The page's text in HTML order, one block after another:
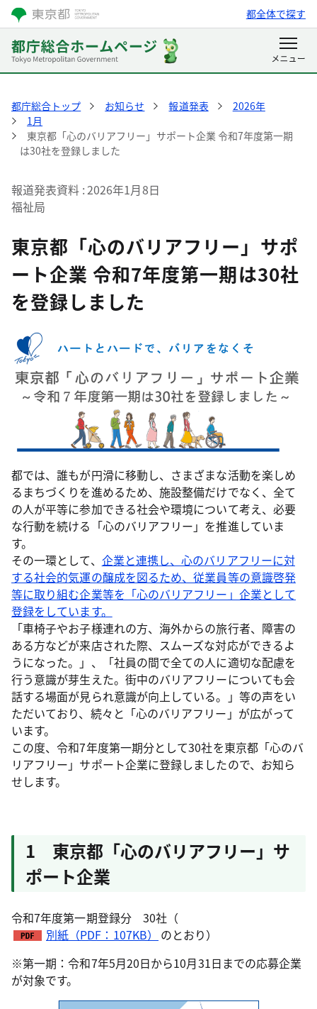
都全体で探す
都庁総合トップ お知らせ 報道発表
2026年
1月
東京都「心のバリアフリー」サポート企業 令和7年度第一期
は30社を登録しました
報道発表資料 2026年1月8日
福祉局
東京都「心のバリアフリー」サポ
ート企業 令和7年度第一期は30社
を登録しました
都では、誰もが円滑に移動し、さまざまな活動を楽しめ
るまちづくりを進めるため、施設整備だけでなく、全て
の人が平等に参加できる社会や環境について考え、必要
な行動を続ける「心のバリアフリー」を推進していま
す。
その一環として、 企業と連携し、心のバリアフリーに対
する社会的気運の醸成を図るため、従業員等の意識啓発
等に取り組む企業等を「心のバリアフリー」企業として
登録をしています。
「車椅子やお子様連れの方、海外からの旅行者、障害の
ある方などが来店された際、スムーズな対応ができるよ
うになった。」、「社員の間で全ての人に適切な配慮を
行う意識が芽生えた。街中のバリアフリーについても会
話する場面が見られ意識が向上している。」等の声をい
ただいており、続々と「心のバリアフリー」が広がって
います。
この度、令和7年度第一期分として30社を東京都「心のバ
リアフリー」サポート企業に登録しましたので、お知ら
せします。
1 東京都「心のバリアフリー」サ
ポート企業
令和7年度第一期登録分 30社（
別紙（PDF：107KB）
のとおり）
※第一期：令和7年5月20日から10月31日までの応募企業
が対象です。